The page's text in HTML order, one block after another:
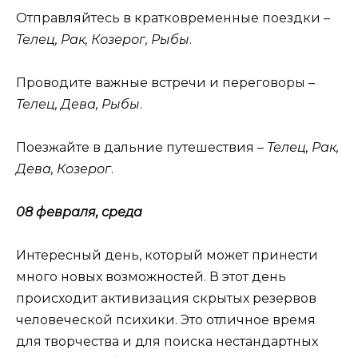
Отправляйтесь в кратковременные поездки –
Телец, Рак, Козерог, Рыбы.
Проводите важные встречи и переговоры –
Телец, Дева, Рыбы.
Поезжайте в дальние путешествия – Телец, Рак,
Дева, Козерог.
08 февраля, среда
Интересный день, который может принести
много новых возможностей. В этот день
происходит активизация скрытых резервов
человеческой психики. Это отличное время
для творчества и для поиска нестандартных